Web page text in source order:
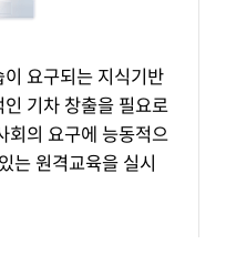
요구되는 지식기반
기차 창출을 필요로
회의 요구에 능동적으
는 원격교육을 실시